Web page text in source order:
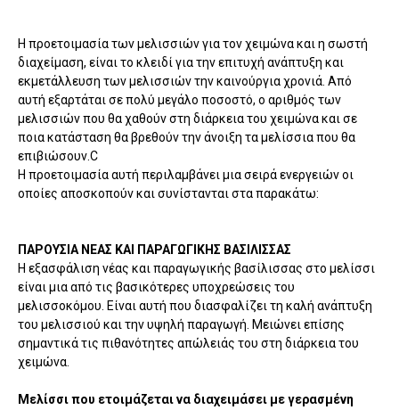
Η προετοιμασία των μελισσιών για τον χειμώνα και η σωστή
διαχείμαση, είναι το κλειδί για την επιτυχή ανάπτυξη και
εκμετάλλευση των μελισσιών την καινούργια χρονιά. Από
αυτή εξαρτάται σε πολύ μεγάλο ποσοστό, ο αριθμός των
μελισσιών που θα χαθούν στη διάρκεια του χειμώνα και σε
ποια κατάσταση θα βρεθούν την άνοιξη τα μελίσσια που θα
επιβιώσουν.C
Η προετοιμασία αυτή περιλαμβάνει μια σειρά ενεργειών οι
οποίες αποσκοπούν και συνίστανται στα παρακάτω:
ΠΑΡΟΥΣΙΑ ΝΕΑΣ ΚΑΙ ΠΑΡΑΓΩΓΙΚΗΣ ΒΑΣΙΛΙΣΣΑΣ
Η εξασφάλιση νέας και παραγωγικής βασίλισσας στο μελίσσι
είναι μια από τις βασικότερες υποχρεώσεις του
μελισσοκόμου. Είναι αυτή που διασφαλίζει τη καλή ανάπτυξη
του μελισσιού και την υψηλή παραγωγή. Μειώνει επίσης
σημαντικά τις πιθανότητες απώλειάς του στη διάρκεια του
χειμώνα.
Μελίσσι που ετοιμάζεται να διαχειμάσει με γερασμένη